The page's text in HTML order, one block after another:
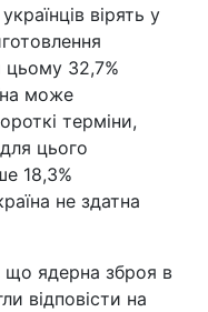
вірять у
цьому 32,7%
може
терміни,
цього
18,3%
не здатна
що ядерна зброя в
відповісти на